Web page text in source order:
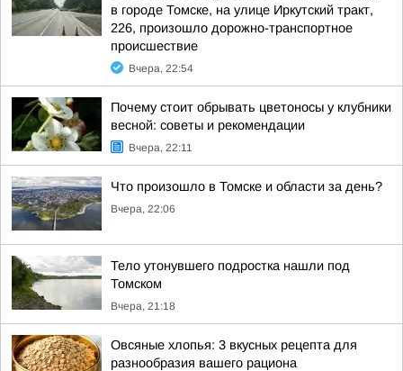
в городе Томске, на улице Иркутский тракт,
226, произошло дорожно-транспортное
происшествие
Вчера, 22:54
Почему стоит обрывать цветоносы у клубники
весной: советы и рекомендации
Вчера, 22:11
Что произошло в Томске и области за день?
Вчера, 22:06
Тело утонувшего подростка нашли под
Томском
Вчера, 21:18
Овсяные хлопья: 3 вкусных рецепта для
разнообразия вашего рациона